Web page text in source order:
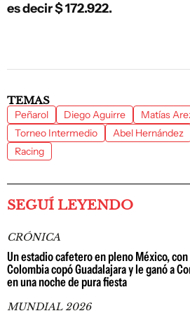
es decir $ 172.922.
TEMAS
Peñarol Diego Aguirre Matías
Torneo Intermedio
Abel Hernández
Racing
SEGUÍ LEYENDO
CRÓNICA
Un estadio cafetero en pleno México,
Colombia copó Guadalajara y le ganó a
en una noche de pura fiesta
MUNDIAL 2026